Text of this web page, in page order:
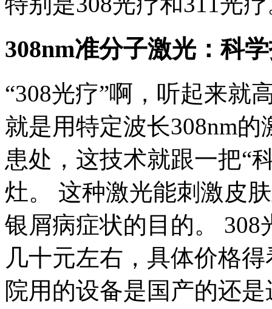
308nm准分子激光：科
“308光疗”啊，听起来就
就是用特定波长308nm
患处，这技术就跟一把“
灶。 这种激光能刺激皮
银屑病症状的目的。
几十元左右，具体价格
院用的设备是国产的还